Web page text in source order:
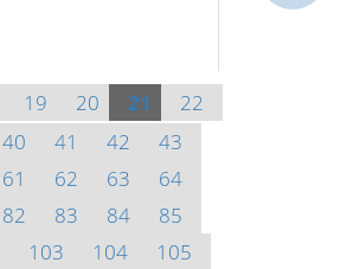
19 20 21
22
40 41 42
43
61 62 63
64
82 83 84
85
103 104
105